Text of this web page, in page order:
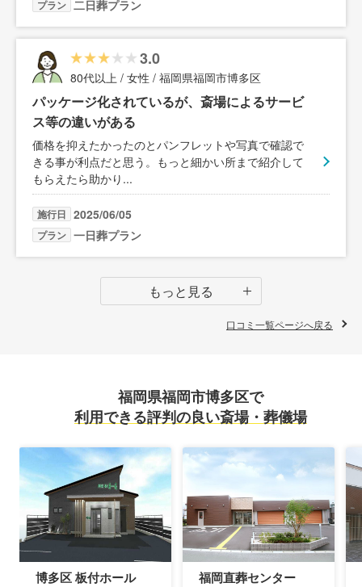
プラン 二日葬プラン
3.0
80代以上 / 女性 / 福岡県福岡市博多区
パッケージ化されているが、斎場によるサービ
ス等の違いがある
価格を抑えたかったのとパンフレットや写真で確認で
きる事が利点だと思う。もっと細かい所まで紹介して
もらえたら助かり ...
施行日 2025/06/05
プラン 一日葬プラン
もっと見る
口コミ一覧ページへ戻る
福岡県福岡市博多区で
利用できる評判の良い斎場・葬儀場
博多区 板付ホール 福岡直葬センター